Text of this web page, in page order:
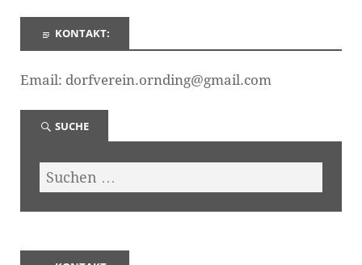
KONTAKT:
Email: dorfverein.ornding@gmail.com
SUCHE